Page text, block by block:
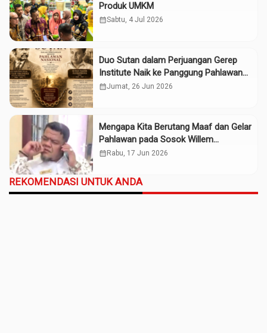
Produk UMKM
calendar_monthSabtu, 4 Jul 2026
Duo Sutan dalam Perjuangan Gerep
Institute Naik ke Panggung Pahlawan
Nasional
calendar_monthJumat, 26 Jun 2026
Mengapa Kita Berutang Maaf dan Gelar
Pahlawan pada Sosok Willem
Iskander?
calendar_month Rabu, 17 Jun 2026
REKOMENDASI UNTUK ANDA